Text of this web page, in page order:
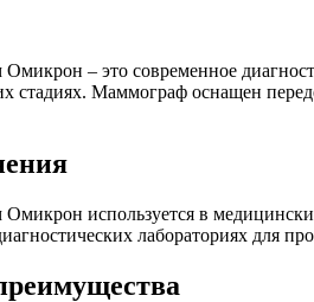
– это современное
стадиях. Маммограф оснащен
используется в
лабораториях для